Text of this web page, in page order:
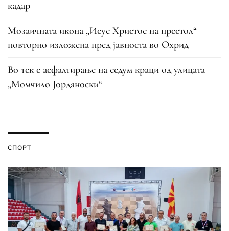
кадар
Мозаичната икона „Исус Христос на престол“
повторно изложена пред јавноста во Охрид
Во тек е асфалтирање на седум краци од улицата
„Момчило Јорданоски“
СПОРТ